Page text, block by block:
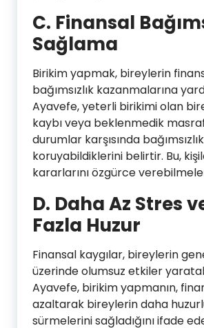
C. Finansal
Sağlama
Birikim yapmak, bireylerin
bağımsızlık kazanmalarına
Ayavefe, yeterli birikimi olan
kaybı veya beklenmedik
durumlar karşısında
koruyabildiklerini belirtir. Bu,
kararlarını özgürce
D. Daha Az Stres
Fazla Huzur
Finansal kaygılar, bireylerin
üzerinde olumsuz etkiler
Ayavefe, birikim yapmanın,
azaltarak bireylerin daha
sürmelerini sağladığını ifade